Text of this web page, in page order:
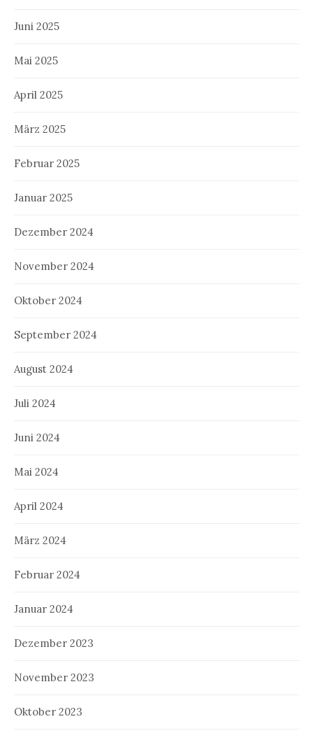
Juni 2025
Mai 2025
April 2025
März 2025
Februar 2025
Januar 2025
Dezember 2024
November 2024
Oktober 2024
September 2024
August 2024
Juli 2024
Juni 2024
Mai 2024
April 2024
März 2024
Februar 2024
Januar 2024
Dezember 2023
November 2023
Oktober 2023